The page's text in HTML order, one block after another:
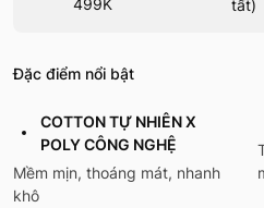
499K
tất)
Đặc điểm nổi bật
COTTON TỰ NHIÊN X
POLY CÔNG NGHỆ
Mềm mịn, thoáng mát, nhanh
khô